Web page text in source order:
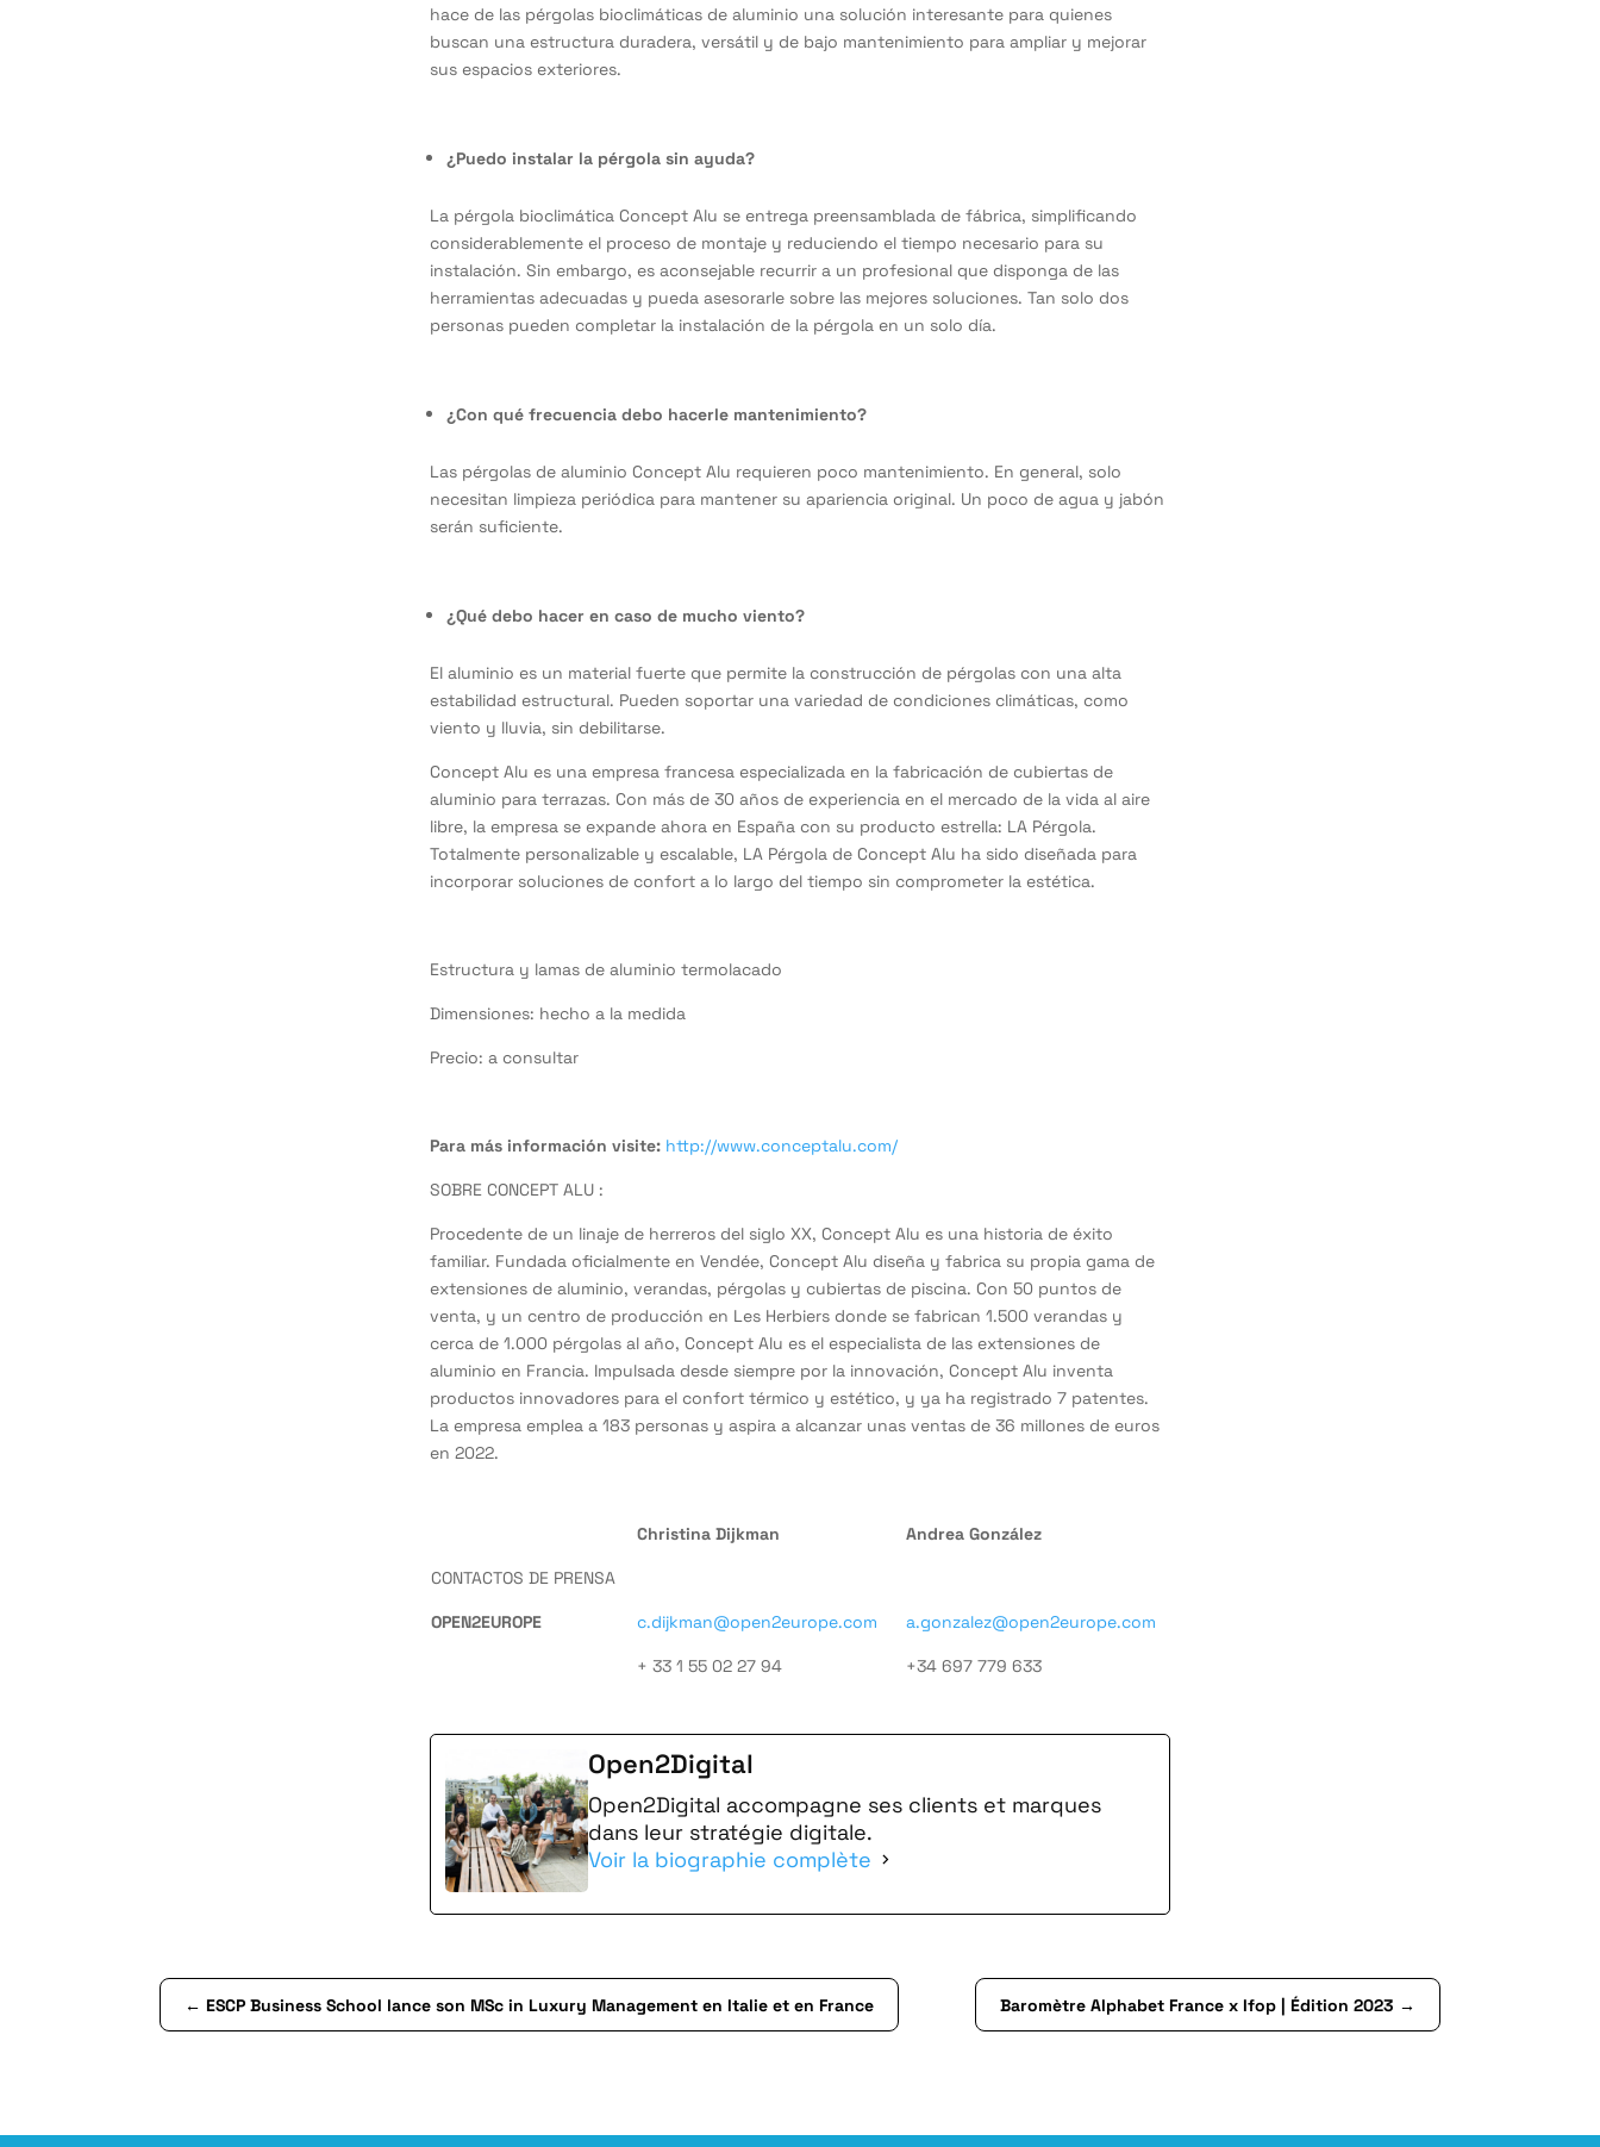
hace de las pérgolas bioclimáticas de aluminio una solución interesante para quienes
buscan una estructura duradera, versátil y de bajo mantenimiento para ampliar y mejorar
sus espacios exteriores.
¿Puedo instalar la pérgola sin ayuda?
La pérgola bioclimática Concept Alu se entrega preensamblada de fábrica, simplificando
considerablemente el proceso de montaje y reduciendo el tiempo necesario para su
instalación. Sin embargo, es aconsejable recurrir a un profesional que disponga de las
herramientas adecuadas y pueda asesorarle sobre las mejores soluciones. Tan solo dos
personas pueden completar la instalación de la pérgola en un solo día.
¿Con qué frecuencia debo hacerle mantenimiento?
Las pérgolas de aluminio Concept Alu requieren poco mantenimiento. En general, solo
necesitan limpieza periódica para mantener su apariencia original. Un poco de agua y jabón
serán suficiente.
¿Qué debo hacer en caso de mucho viento?
El aluminio es un material fuerte que permite la construcción de pérgolas con una alta
estabilidad estructural. Pueden soportar una variedad de condiciones climáticas, como
viento y lluvia, sin debilitarse.
Concept Alu es una empresa francesa especializada en la fabricación de cubiertas de
aluminio para terrazas. Con más de 30 años de experiencia en el mercado de la vida al aire
libre, la empresa se expande ahora en España con su producto estrella: LA Pérgola.
Totalmente personalizable y escalable, LA Pérgola de Concept Alu ha sido diseñada para
incorporar soluciones de confort a lo largo del tiempo sin comprometer la estética.
Estructura y lamas de aluminio termolacado
Dimensiones: hecho a la medida
Precio: a consultar
Para más información visite: http://www.conceptalu.com/
SOBRE CONCEPT ALU :
Procedente de un linaje de herreros del siglo XX, Concept Alu es una historia de éxito
familiar. Fundada oficialmente en Vendée, Concept Alu diseña y fabrica su propia gama de
extensiones de aluminio, verandas, pérgolas y cubiertas de piscina. Con 50 puntos de
venta, y un centro de producción en Les Herbiers donde se fabrican 1.500 verandas y
cerca de 1.000 pérgolas al año, Concept Alu es el especialista de las extensiones de
aluminio en Francia. Impulsada desde siempre por la innovación, Concept Alu inventa
productos innovadores para el confort térmico y estético, y ya ha registrado 7 patentes.
La empresa emplea a 183 personas y aspira a alcanzar unas ventas de 36 millones de euros
en 2022.
CONTACTOS DE PRENSA
OPEN2EUROPE
Christina Dijkman
c.dijkman@open2europe.com
+ 33 1 55 02 27 94
Andrea González
a.gonzalez@open2europe.com
+34 697 779 633
Open2Digital
Open2Digital accompagne ses clients et marques
dans leur stratégie digitale.
Voir la biographie complète
← ESCP Business School lance son MSc in Luxury Management en Italie et en France Baromètre Alphabet France x Ifop | Édition 2023 →